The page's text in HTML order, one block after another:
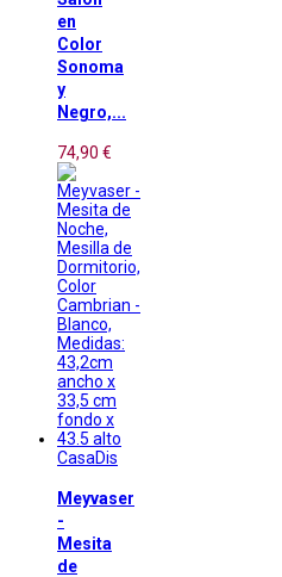
en
Color
Sonoma
y
Negro,...
74,90 €
CasaDis
Meyvaser
-
Mesita
de